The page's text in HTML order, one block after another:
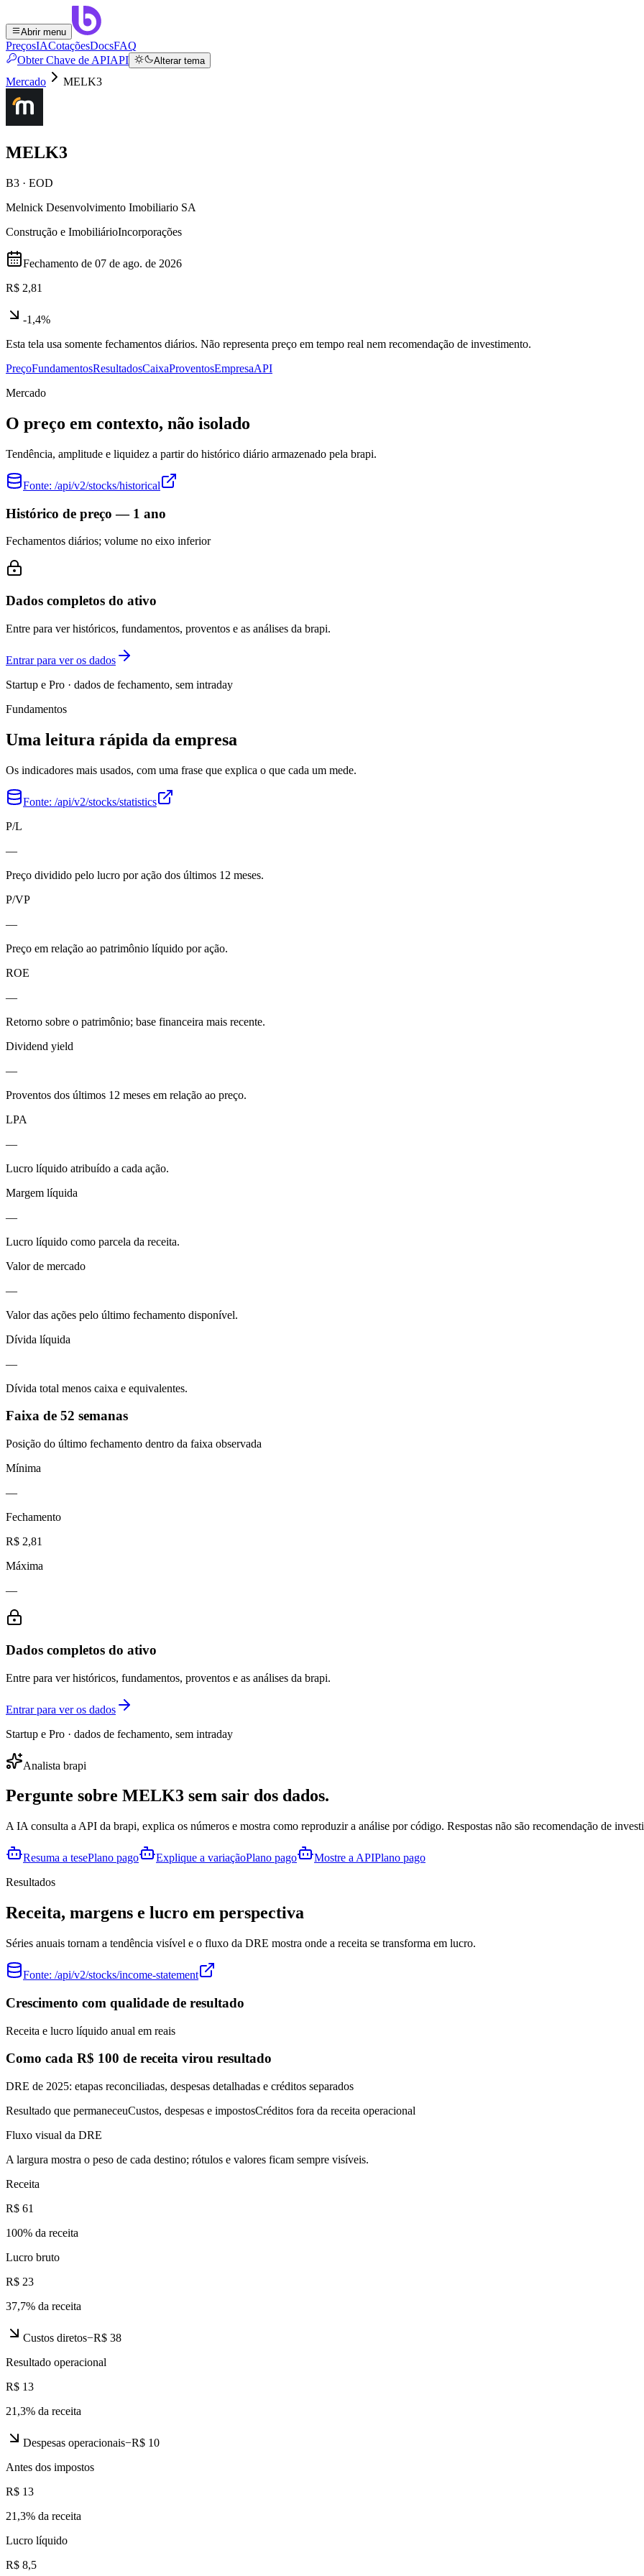
Abrir menu
PreçosIACotaçõesDocsFAQ
Obter Chave de APIAPI Alterar tema
Mercado MELK3
MELK3
B3 · EOD
Melnick Desenvolvimento Imobiliario SA
Construção e ImobiliárioIncorporações
Fechamento de 07 de ago. de 2026
R$ 2,81
-1,4%
Esta tela usa somente fechamentos diários. Não representa preço em tempo real nem recomendação de investimento.
PreçoFundamentosResultadosCaixaProventosEmpresaAPI
Mercado
O preço em contexto, não isolado
Tendência, amplitude e liquidez a partir do histórico diário armazenado pela brapi.
Fonte: /api/v2/stocks/historical
Histórico de preço — 1 ano
Fechamentos diários; volume no eixo inferior
Dados completos do ativo
Entre para ver históricos, fundamentos, proventos e as análises da brapi.
Entrar para ver os dados
Startup e Pro · dados de fechamento, sem intraday
Fundamentos
Uma leitura rápida da empresa
Os indicadores mais usados, com uma frase que explica o que cada um mede.
Fonte: /api/v2/stocks/statistics
P/L
—
Preço dividido pelo lucro por ação dos últimos 12 meses.
P/VP
—
Preço em relação ao patrimônio líquido por ação.
ROE
—
Retorno sobre o patrimônio; base financeira mais recente.
Dividend yield
—
Proventos dos últimos 12 meses em relação ao preço.
LPA
—
Lucro líquido atribuído a cada ação.
Margem líquida
—
Lucro líquido como parcela da receita.
Valor de mercado
—
Valor das ações pelo último fechamento disponível.
Dívida líquida
—
Dívida total menos caixa e equivalentes.
Faixa de 52 semanas
Posição do último fechamento dentro da faixa observada
Mínima
—
Fechamento
R$ 2,81
Máxima
—
Dados completos do ativo
Entre para ver históricos, fundamentos, proventos e as análises da brapi.
Entrar para ver os dados
Startup e Pro · dados de fechamento, sem intraday
Analista brapi
Pergunte sobre MELK3 sem sair dos dados.
A IA consulta a API da brapi, explica os números e mostra como reproduzir a análise por código. Respostas não são recomendação de
Resuma a tesePlano pago Explique a variaçãoPlano pago Mostre a APIPlano pago
Resultados
Receita, margens e lucro em perspectiva
Séries anuais tornam a tendência visível e o fluxo da DRE mostra onde a receita se transforma em lucro.
Fonte: /api/v2/stocks/income-statement
Crescimento com qualidade de resultado
Receita e lucro líquido anual em reais
Como cada R$ 100 de receita virou resultado
DRE de 2025: etapas reconciliadas, despesas detalhadas e créditos separados
Resultado que permaneceuCustos, despesas e impostosCréditos fora da receita operacional
Fluxo visual da DRE
A largura mostra o peso de cada destino; rótulos e valores ficam sempre visíveis.
Receita
R$ 61
100% da receita
Lucro bruto
R$ 23
37,7% da receita
Custos diretos−R$ 38
Resultado operacional
R$ 13
21,3% da receita
Despesas operacionais−R$ 10
Antes dos impostos
R$ 13
21,3% da receita
Lucro líquido
R$ 8,5